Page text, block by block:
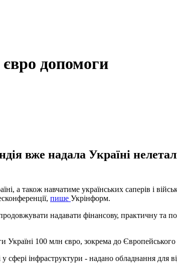
євро допомоги
вже надала Україні
а також навчатиме українських саперів і
пише Укрінформ.
надавати фінансову, практичну та
Україні 100 млн євро, зокрема до
сфері інфраструктури - надано обладнання для